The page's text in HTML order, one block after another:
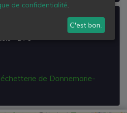
dontilly
- D75
de Donnemarie-
de confidentialité.
C'est bon.